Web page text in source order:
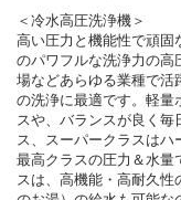
＜冷水高圧洗浄機＞
高い圧力と機能性で頑固
のパワフルな洗浄力の
場などあらゆる業種で
の洗浄に最適です。軽量
スや、バランスが良く
ス、スーパークラスはハ
最高クラスの圧力＆水量
スは、高機能・高耐久